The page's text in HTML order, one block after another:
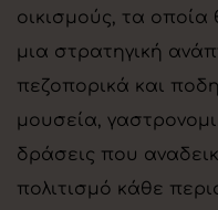
οικισμούς, τα
μια στρατηγική
πεζοπορικά και
μουσεία,
δράσεις που
πολιτισμό κάθε